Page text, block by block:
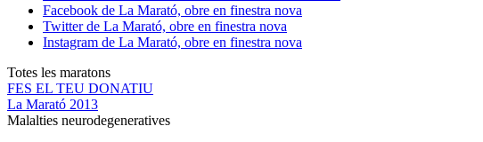
Facebook de La Marató, obre en finestra nova
Twitter de La Marató, obre en finestra nova
Instagram de La Marató, obre en finestra nova
Totes les maratons
FES EL TEU DONATIU
La Marató 2013
Malalties neurodegeneratives